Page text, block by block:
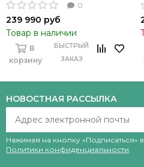
0
239 990 руб
Товар в наличии
В
корзину
БЫСТРЫЙ
ЗАКАЗ
НОВОСТНАЯ РАССЫЛКА
Нажимая на кнопку «Подписаться»
Политики конфиденциальности.